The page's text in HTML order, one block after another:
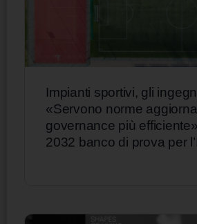
Impianti sportivi, gli
«Servono norme
governance più
2032 banco di prova per